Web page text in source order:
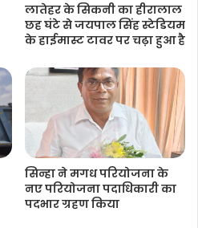
लातेहर के सिकनी का हीरालाल
छह घंटे से जयपाल सिंह स्टेडियम
के हाईमास्ट टावर पर चढ़ा हुआ है
सिन्हा ने मगध परियोजना के
नए परियोजना पदाधिकारी का
पदभार ग्रहण किया